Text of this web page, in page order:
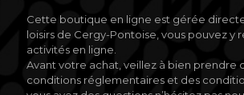
Cette boutique en ligne est gérée
loisirs de Cergy-Pontoise, vous pouvez y
activités en ligne.
Avant votre achat, veillez à bien prendre
conditions réglementaires et des